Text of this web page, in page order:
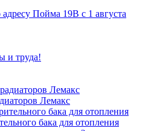
Пойма 19В с 1 августа
и труда!
Лемакс
бака для отопления